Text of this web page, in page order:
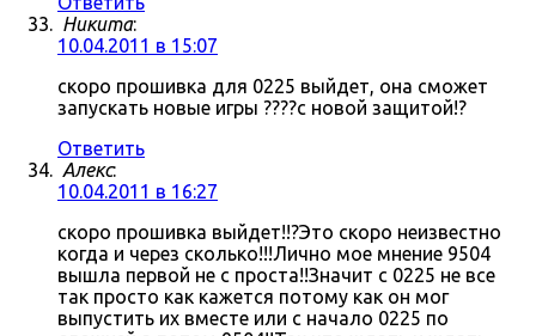
Никита:
10.04.2011 в 15:07
скоро прошивка для 0225 выйдет, она сможет
запускать новые игры ????с новой защитой!?
Ответить
Алекс:
10.04.2011 в 16:27
скоро прошивка выйдет!!?Это скоро неизвестно
когда и через сколько!!!Лично мое мнение 9504
вышла первой не с проста!!Значит с 0225 не все
так просто как кажется потому как он мог
выпустить их вместе или с начало 0225 по